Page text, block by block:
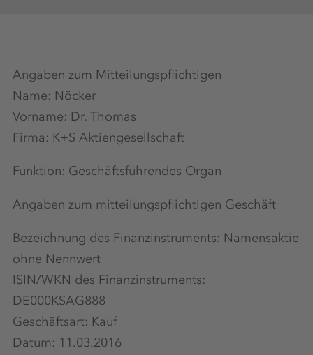
Angaben zum Mitteilungspflichtigen
Name: Nöcker
Vorname: Dr. Thomas
Firma: K+S Aktiengesellschaft
Funktion: Geschäftsführendes Organ
Angaben zum mitteilungspflichtigen Geschäft
Bezeichnung des Finanzinstruments: Namensaktie
ohne Nennwert
ISIN/WKN des Finanzinstruments:
DE000KSAG888
Geschäftsart: Kauf
Datum: 11.03.2016